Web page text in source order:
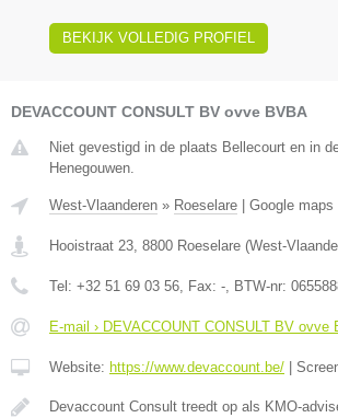
BEKIJK VOLLEDIG PROFIEL
DEVACCOUNT CONSULT BV ovve BVBA
Niet gevestigd in de plaats Bellecourt en in
Henegouwen.
West-Vlaanderen » Roeselare Google maps
Hooistraat 23, 8800 Roeselare (West-
Tel: +32 51 69 03 56, Fax: -, BTW-nr:
E-mail › DEVACCOUNT CONSULT BV ovve
Website: https://www.devaccount.be/
Devaccount Consult treedt op als KMO-